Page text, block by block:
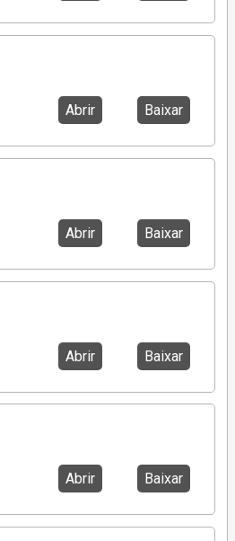
Abrir Baixar
Abrir Baixar
Abrir Baixar
Abrir Baixar